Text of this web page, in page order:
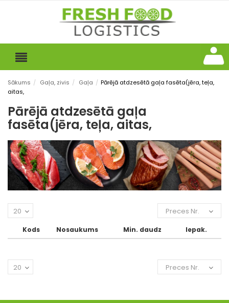
Sākums / Gaļa, zivis / Gaļa / Pārējā atdzesētā gaļa fasēta(jēra, teļa,
aitas,
Pārējā atdzesētā gaļa
fasēta(jēra, teļa, aitas,
Preces Nr.
20
Kods Nosaukums Min. daudz Iepak.
Preces Nr.
20